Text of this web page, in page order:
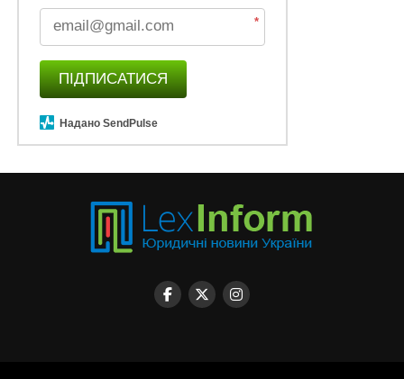
*
ПІДПИСАТИСЯ
Надано SendPulse